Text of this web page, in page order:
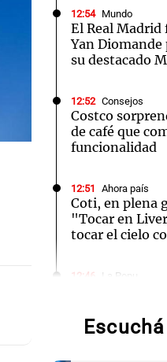
12:54 Mundo
El Real
Yan
su destacado
12:52 Consejos
Costco
de café que
funcionalidad
12:51 Ahora país
Coti, en plena
"Tocar en
tocar el cielo
12:46 La Popu
Germain
Juan
250